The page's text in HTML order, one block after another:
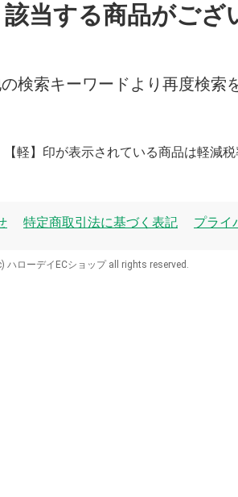
該当する商品がござ
検索キーワードより再度検索
軽】印が表示されている商品は軽減税
特定商取引法に基づく表記 プライ
ハローデイECショップ all rights reserved.